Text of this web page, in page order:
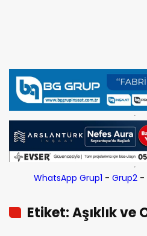
WhatsApp Grup1 - Grup2-
Etiket: Aşıklık ve